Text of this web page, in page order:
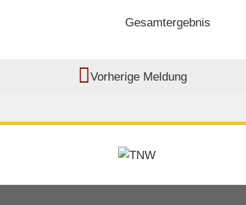
Gesamtergebnis
Vorherige Meldung